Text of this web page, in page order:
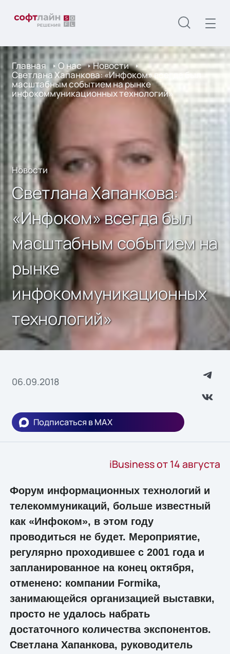
Главная О нас Новости
Светлана Хапанкова: «Инфоком» всегда был
масштабным событием на рынке
инфокоммуникационных технологий»
Новости
Светлана Хапанкова:
«Инфоком» всегда был
масштабным событием на
рынке
инфокоммуникационных
технологий»
06.09.2018
Подписаться в MAX
iBusiness от 14 августа
Форум информационных технологий и
телекоммуникаций, больше известный
как «Инфоком», в этом году
проводиться не будет. Мероприятие,
регулярно проходившее с 2001 года и
запланированное на конец октября,
отменено: компании Formika,
занимающейся организацией выставки,
просто не удалось набрать
достаточного количества экспонентов.
Светлана Хапанкова, руководитель